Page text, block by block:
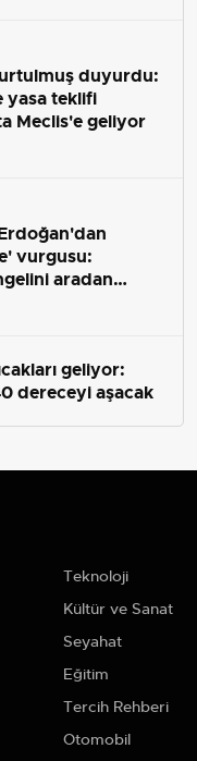
duyurdu:
yasa teklifi
Meclis'e geliyor
vurgusu:
aradan
geliyor:
dereceyi aşacak
Teknoloji
Kültür ve Sanat
Seyahat
Eğitim
Tercih Rehberi
Otomobil